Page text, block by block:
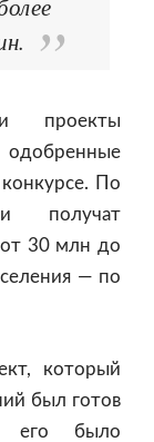
проекты
одобренные
По
получат
30 млн до
— по
который
был готов
его было